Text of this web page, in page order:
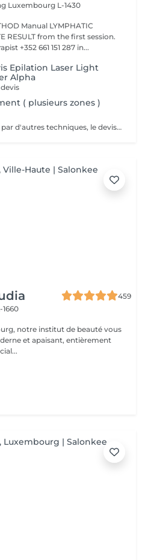
Luxembourg L-1430
first session.
+352 661 151 287 in...
Epilation Laser Light
Alpha
( plusieurs zones )
Si vous avez déjà été traitée par d'autres techniques, le devis devra être adapté à votre situation. (75 par quart d'heure)
459
notre institut de beauté vous
et apaisant, entièrement
être. Spécial...